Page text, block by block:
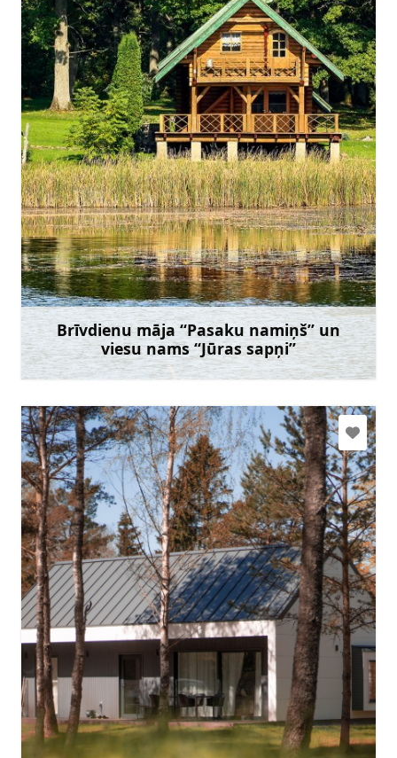
Brīvdienu māja “Pasaku namiņš” un
viesu nams “Jūras sapņi”
+371 22074210
Doties
Uzzināt vairāk